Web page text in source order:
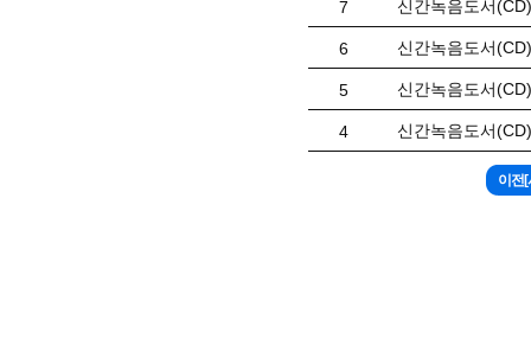
7 신간녹음도서
6 신간녹음도서
5 신간녹음도서
4 신간녹음도서